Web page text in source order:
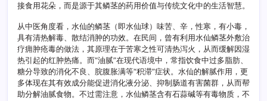
接食用花朵，而是源于其鳞茎的药用价值与传统文化中的生活智慧。
从中医角度看，水仙的鳞茎（即水仙球）味苦、辛，性寒，有小毒，
具有清热解毒、散结消肿的功效。在民间，曾有利用水仙鳞茎外敷治
疗痈肿疮毒的做法，其原理在于苦寒之性可清热泻火，从而缓解因湿
热引起的红肿热痛。而“油腻”在现代语境中，常指饮食中过多脂肪、
糖分导致的消化不良、脘腹胀满等“积滞”症状。水仙的解腻作用，更
多体现在其有效成分能促进消化液分泌、抑制肠道有害菌群，从而帮
助分解油腻食物。不过需注意，水仙鳞茎含有石蒜碱等有毒物质，不